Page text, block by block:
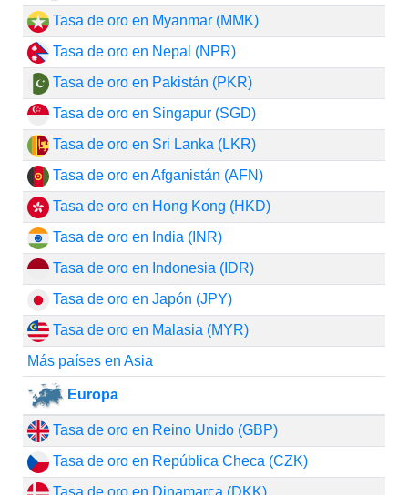
Tasa de oro en Myanmar (MMK)
Tasa de oro en Nepal (NPR)
Tasa de oro en Pakistán (PKR)
Tasa de oro en Singapur (SGD)
Tasa de oro en Sri Lanka (LKR)
Tasa de oro en Afganistán (AFN)
Tasa de oro en Hong Kong (HKD)
Tasa de oro en India (INR)
Tasa de oro en Indonesia (IDR)
Tasa de oro en Japón (JPY)
Tasa de oro en Malasia (MYR)
Más países en Asia
Europa
Tasa de oro en Reino Unido (GBP)
Tasa de oro en República Checa (CZK)
Tasa de oro en Dinamarca (DKK)